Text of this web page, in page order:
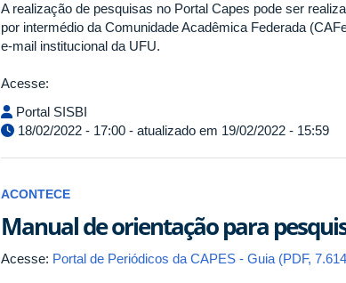
A realização de pesquisas no Portal Capes pode ser
por intermédio da Comunidade Acadêmica Federada
e-mail institucional da UFU.
Acesse:
Portal SISBI
18/02/2022 - 17:00 - atualizado em 19/02/2022 - 15:59
ACONTECE
Manual de orientação para
Acesse: Portal de Periódicos da CAPES - Guia (PDF,